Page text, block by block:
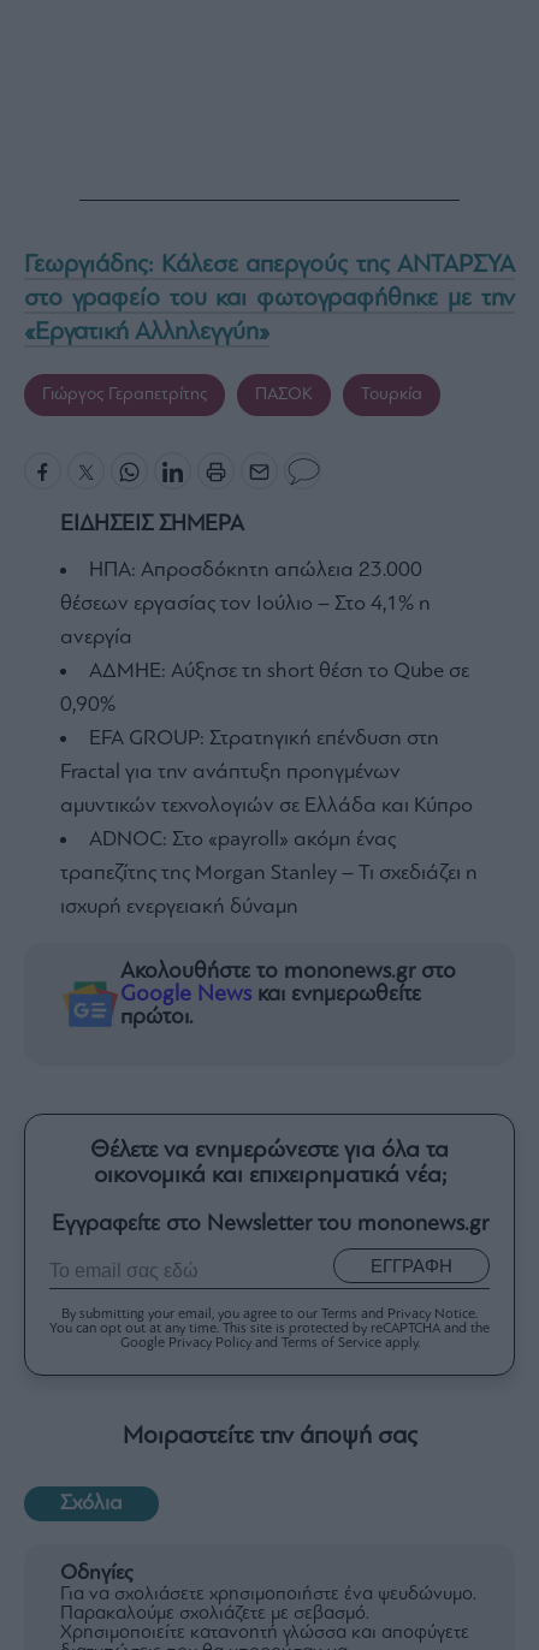
Γεωργιάδης: Κάλεσε απεργούς της ΑΝΤΑΡΣΥΑ
στο γραφείο του και φωτογραφήθηκε με την
«Εργατική Αλληλεγγύη»
Γιώργος Γεραπετρίτης ΠΑΣΟΚ Τουρκία
ΕΙΔΗΣΕΙΣ ΣΗΜΕΡΑ
ΗΠΑ: Απροσδόκητη απώλεια 23.000
θέσεων εργασίας τον Ιούλιο – Στο 4,1% η
ανεργία
ΑΔΜΗΕ: Αύξησε τη short θέση το Qube σε
0,90%
EFA GROUP: Στρατηγική επένδυση στη
Fractal για την ανάπτυξη προηγμένων
αμυντικών τεχνολογιών σε Ελλάδα και Κύπρο
ADNOC: Στο «payroll» ακόμη ένας
τραπεζίτης της Morgan Stanley – Τι σχεδιάζει η
ισχυρή ενεργειακή δύναμη
Ακολουθήστε το mononews.gr στο
Google News και ενημερωθείτε
πρώτοι.
Θέλετε να ενημερώνεστε για όλα τα
οικονομικά και επιχειρηματικά νέα;
Εγγραφείτε στο Newsletter του mononews.gr
ΕΓΓΡΑΦΗ
By submitting your email, you agree to our Terms and Privacy Notice.
You can opt out at any time. This site is protected by reCAPTCHA and the
Google Privacy Policy and Terms of Service apply.
Μοιραστείτε την άποψή σας
Σχόλια
Οδηγίες
Για να σχολιάσετε χρησιμοποιήστε ένα ψευδώνυμο.
Παρακαλούμε σχολιάζετε με σεβασμό.
Χρησιμοποιείτε κατανοητή γλώσσα και αποφύγετε